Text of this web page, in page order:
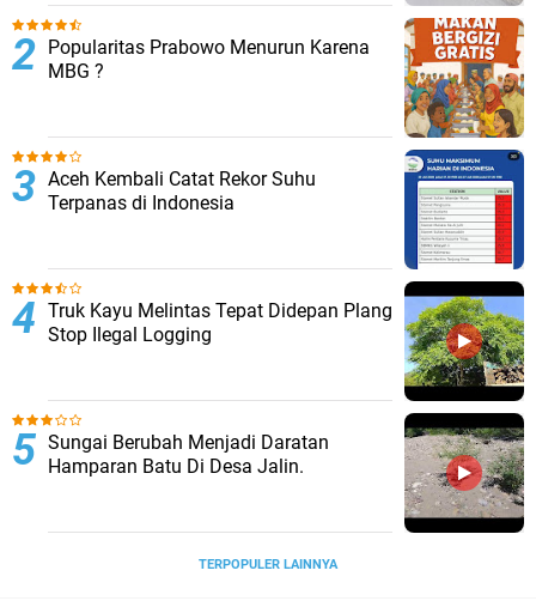
Popularitas Prabowo Menurun Karena
MBG ?
Aceh Kembali Catat Rekor Suhu
Terpanas di Indonesia
Truk Kayu Melintas Tepat Didepan Plang
Stop Ilegal Logging
Sungai Berubah Menjadi Daratan
Hamparan Batu Di Desa Jalin.
TERPOPULER LAINNYA